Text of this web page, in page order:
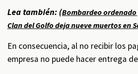
Lea también: (Bombardeo
Clan del Golfo deja nueve muertos en
En consecuencia, al no recibir los
empresa no puede hacer entrega